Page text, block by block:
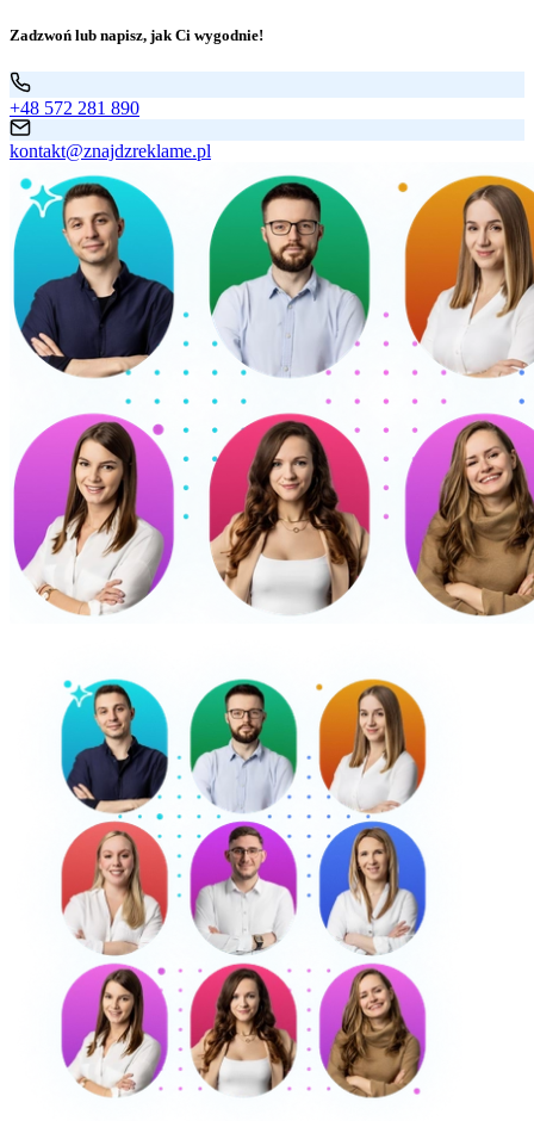
Zadzwoń lub napisz, jak Ci wygodnie!
+48 572 281 890
kontakt@znajdzreklame.pl